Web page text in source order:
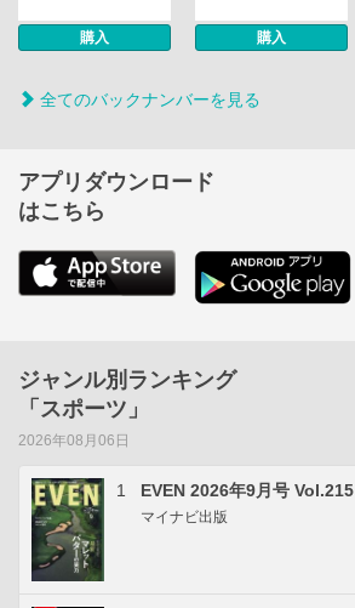
購入 購入
全てのバックナンバーを見る
アプリダウンロード
はこちら
ジャンル別ランキング
「スポーツ」
2026年08月06日
1 EVEN 2026年9月号 Vol.215
マイナビ出版